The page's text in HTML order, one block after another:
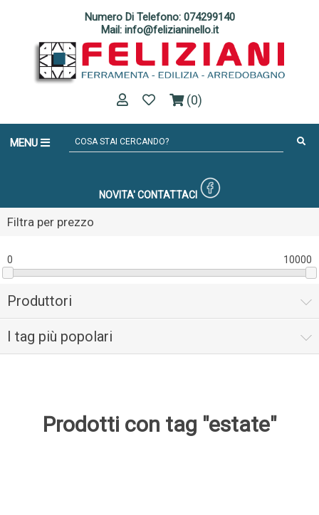
Numero Di Telefono: 074299140
Mail: info@felizianinello.it
(0)
MENU
NOVITA' CONTATTACI
Filtra per prezzo
0 10000
Produttori
I tag più popolari
Prodotti con tag "estate"